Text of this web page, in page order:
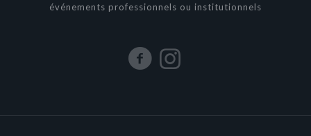
événements professionnels ou institutionnels